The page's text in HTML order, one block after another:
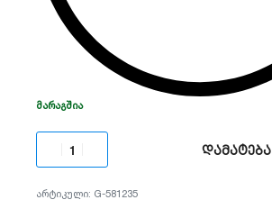
ᲛᲐᲠᲐᲒᲨᲘᲐ
დამატება
G-581235